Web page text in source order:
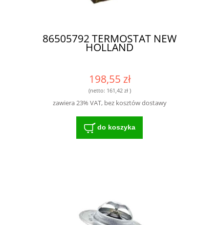
86505792 TERMOSTAT NEW
HOLLAND
198,55 zł
(netto: 161,42 zł)
zawiera 23% VAT, bez kosztów dostawy
do koszyka